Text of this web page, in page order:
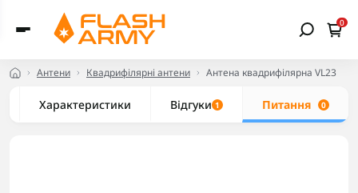
0
Антени Квадрифілярні антени Антена квадрифілярна VL23
Характеристики Відгуки 1 Питання 0